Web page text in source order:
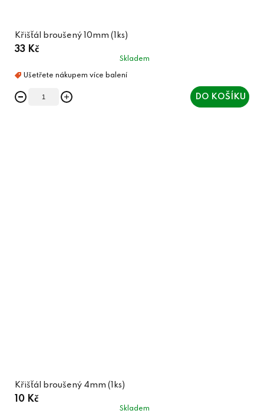
Křišťál broušený 10mm (1ks)
33 Kč
Skladem
DO KOŠÍKU
Křišťál broušený 4mm (1ks)
10 Kč
Skladem